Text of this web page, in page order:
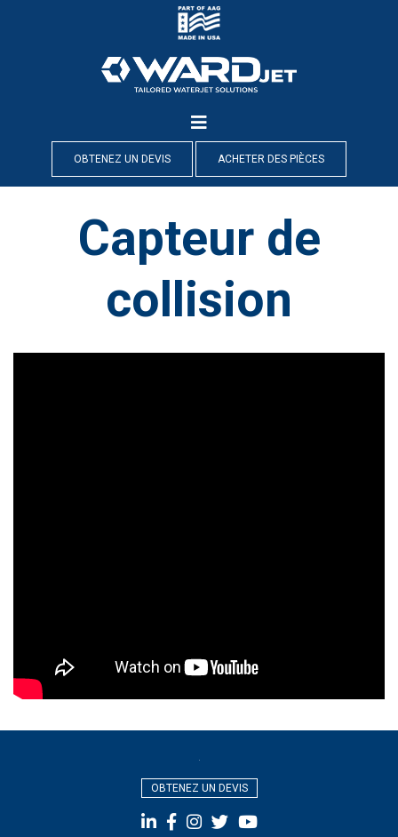
OBTENEZ UN DEVIS ACHETER DES PIÈCES
Capteur de
collision
OBTENEZ UN DEVIS